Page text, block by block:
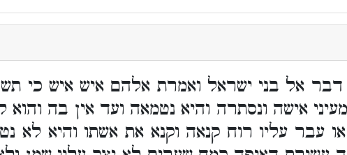
אל בני ישראל ואמרת אלהם איש איש כי
אישה ונסתרה והיא נטמאה ועד אין בה
עבר עליו רוח קנאה וקנא את אשתו והיא לא